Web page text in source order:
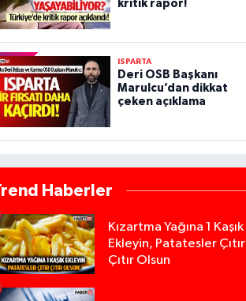
kritik rapor!
ISPARTA
Deri OSB Başkanı
Marulcu’dan dikkat
çeken açıklama
Haberler
Kızartma Yağına 1 Kaşık
Ekleyin, Patatesler Çıtır
Çıtır Olsun